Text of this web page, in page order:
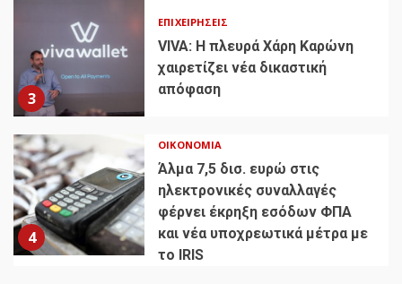
3
ΕΠΙΧΕΙΡΉΣΕΙΣ
VIVA: Η πλευρά Χάρη Καρώνη
χαιρετίζει νέα δικαστική
απόφαση
4
ΟΙΚΟΝΟΜΊΑ
Άλμα 7,5 δισ. ευρώ στις
ηλεκτρονικές συναλλαγές
φέρνει έκρηξη εσόδων ΦΠΑ
και νέα υποχρεωτικά μέτρα με
το IRIS